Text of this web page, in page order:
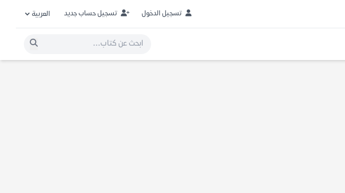
تسجيل الدخول تسجيل حساب جديد